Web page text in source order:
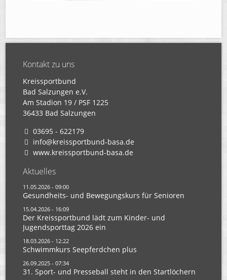
Kontakt zu uns
Kreissportbund
Bad Salzungen e.V.
Am Stadion 19 / PSF 1225
36433 Bad Salzungen
03695 - 622179
info@kreissportbund-basa.de
www.kreissportbund-basa.de
Aktuelles
11.05.2026 - 09:00
Gesundheits- und Bewegungskurs für Senioren
15.04.2026 - 16:09
Der Kreissportbund lädt zum Kinder- und
Jugendsporttag 2026 ein
18.03.2026 - 12:22
Schwimmkurs Seepferdchen plus
26.09.2025 - 07:34
31. Sport- und Presseball steht in den Startlöchern